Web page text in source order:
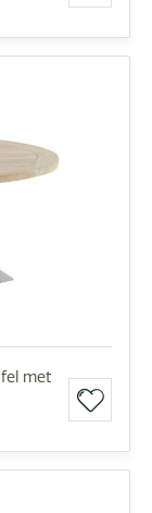
met